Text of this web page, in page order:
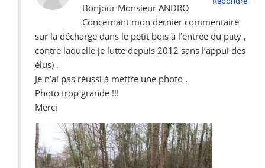
Bonjour Monsieur ANDRO
Concernant mon dernier commentaire
sur la décharge dans le petit bois à l’entrée du paty ,
contre laquelle je lutte depuis 2012 sans l’appui des
élus) .
Je n’ai pas réussi à mettre une photo .
Photo trop grande !!!
Merci